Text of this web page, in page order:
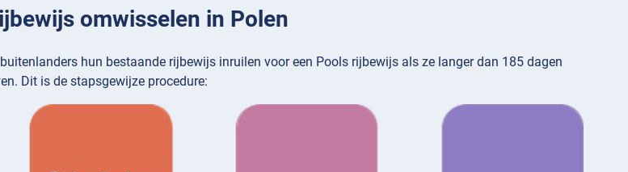
omwisselen in Polen
hun bestaande rijbewijs inruilen voor een Pools rijbewijs als ze langer dan 185 dagen
Dit is de stapsgewijze procedure: